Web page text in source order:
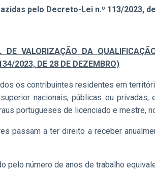
pelo Decreto-Lei n.º 113/2023,
DE VALORIZAÇÃO DA
2023, DE 28 DE DEZEMBRO)
os contribuintes residentes em
nacionais, públicas ou
portugueses de licenciado e mestre,
passam a ter direito a receber
pelo número de anos de trabalho